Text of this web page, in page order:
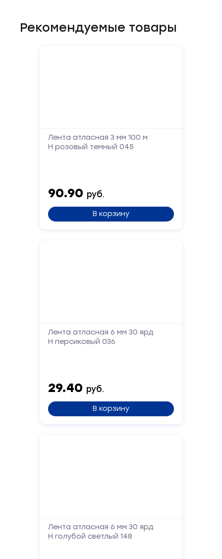
Рекомендуемые товары
Лента атласная 3 мм 100 м
Н розовый темный 045
90.90 руб.
В корзину
Лента атласная 6 мм 30 ярд
Н персиковый 036
29.40 руб.
В корзину
Лента атласная 6 мм 30 ярд
Н голубой светлый 148
Заполните
форму,
Ваше